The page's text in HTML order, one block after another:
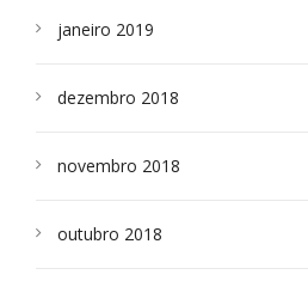
janeiro 2019
dezembro 2018
novembro 2018
outubro 2018